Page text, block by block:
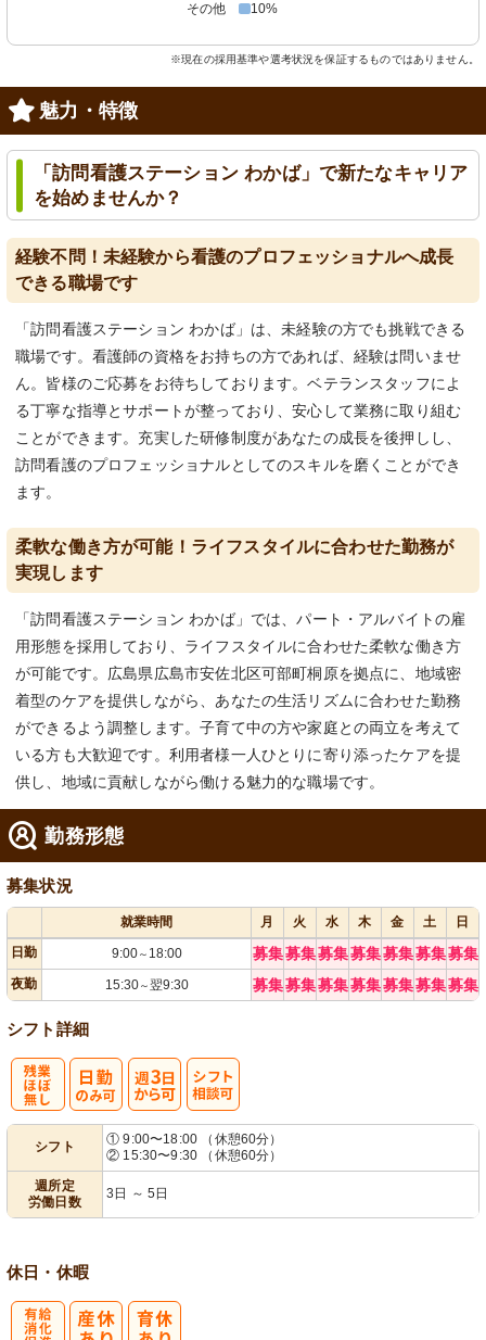
その他
10%
※現在の採用基準や選考状況を保証するものではありません。
魅力・特徴
「訪問看護ステーション わかば」で新たなキャリア
を始めませんか？
経験不問！未経験から看護のプロフェッショナルへ成長
できる職場です
「訪問看護ステーション わかば」は、未経験の方でも挑戦できる
職場です。看護師の資格をお持ちの方であれば、経験は問いませ
ん。皆様のご応募をお待ちしております。ベテランスタッフによ
る丁寧な指導とサポートが整っており、安心して業務に取り組む
ことができます。充実した研修制度があなたの成長を後押しし、
訪問看護のプロフェッショナルとしてのスキルを磨くことができ
ます。
柔軟な働き方が可能！ライフスタイルに合わせた勤務が
実現します
「訪問看護ステーション わかば」では、パート・アルバイトの雇
用形態を採用しており、ライフスタイルに合わせた柔軟な働き方
が可能です。広島県広島市安佐北区可部町桐原を拠点に、地域密
着型のケアを提供しながら、あなたの生活リズムに合わせた勤務
ができるよう調整します。子育て中の方や家庭との両立を考えて
いる方も大歓迎です。利用者様一人ひとりに寄り添ったケアを提
供し、地域に貢献しながら働ける魅力的な職場です。
勤務形態
募集状況
就業時間 月 火 水 木 金 土
日
日勤
9:00～ 18:00 募集募集募集募集募集募集募集
夜勤 15:30～翌9:30 募集募集募集募集募集募集募集
シフト詳細
シフト
① 9:00〜18:00 （休憩60分）
② 15:30〜9:30 （休憩60分）
週所定
労働日数
3日 ～ 5日
休日・休暇